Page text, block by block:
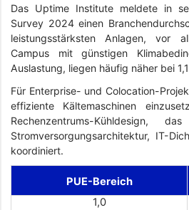
Das Uptime Institute meldete in
Survey 2024 einen
leistungsstärksten Anlagen, vor
Campus mit günstigen
Auslastung, liegen häufig näher bei
Für Enterprise- und Colocation-
effiziente Kältemaschinen
Rechenzentrums-Kühldesign,
Stromversorgungsarchitektur, IT-
koordiniert.
PUE-Bereich
1,0